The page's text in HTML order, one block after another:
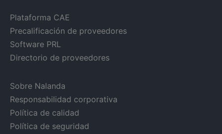
Plataforma CAE
Precalificación de proveedores
Software PRL
Directorio de proveedores
Sobre Nalanda
Responsabilidad corporativa
Política de calidad
Política de seguridad